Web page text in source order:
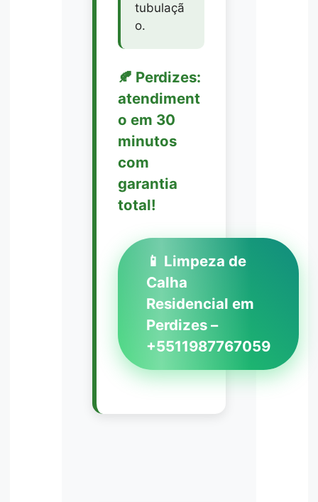
tubulaçã
o.
🍂 Perdizes:
atendiment
o em 30
minutos
com
garantia
total!
📱 Limpeza de
Calha
Residencial em
Perdizes –
+5511987767059